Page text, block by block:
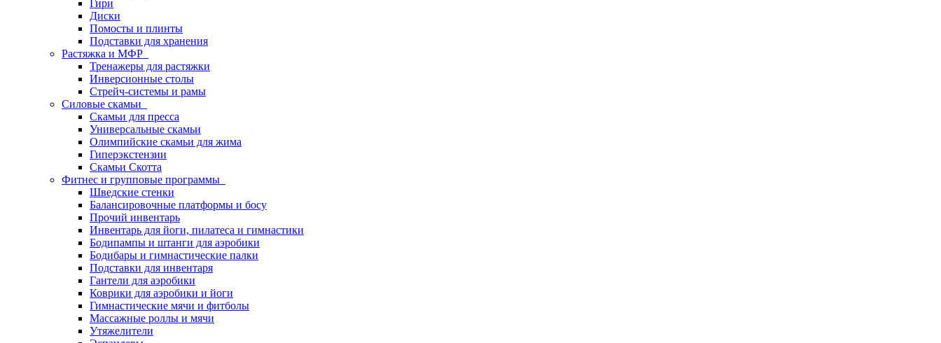
Гири
Диски
Помосты и плинты
Подставки для хранения
Растяжка и МФР
Тренажеры для растяжки
Инверсионные столы
Стрейч-системы и рамы
Силовые скамьи
Скамьи для пресса
Универсальные скамьи
Олимпийские скамьи для жима
Гиперэкстензии
Скамьи Скотта
Фитнес и групповые программы
Шведские стенки
Балансировочные платформы и босу
Прочий инвентарь
Инвентарь для йоги, пилатеса и гимнастики
Бодипампы и штанги для аэробики
Бодибары и гимнастические палки
Подставки для инвентаря
Гантели для аэробики
Коврики для аэробики и йоги
Гимнастические мячи и фитболы
Массажные роллы и мячи
Утяжелители